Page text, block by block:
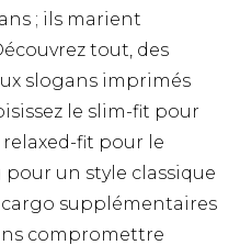
; ils marient
tout, des
slogans imprimés
le slim-fit pour
fit pour le
un style classique
supplémentaires
compromettre